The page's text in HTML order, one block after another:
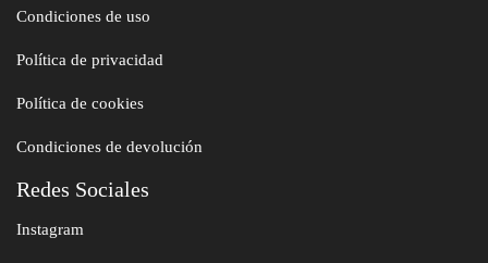
Condiciones de uso
Política de privacidad
Política de cookies
Condiciones de devolución
Redes Sociales
Instagram